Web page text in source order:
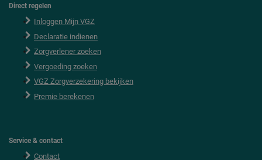
Direct regelen
Inloggen Mijn VGZ
Declaratie indienen
Zorgverlener zoeken
Vergoeding zoeken
VGZ Zorgverzekering bekijken
Premie berekenen
Service & contact
Contact